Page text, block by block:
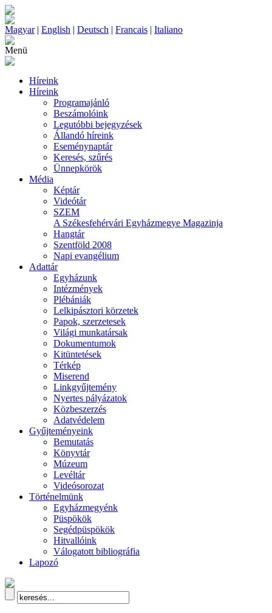
Magyar| English | Deutsch | Francais | Italiano
Menü
Híreink
Híreink
Programajánló
Beszámolóink
Legutóbbi bejegyzések
Állandó híreink
Eseménynaptár
Keresés, szűrés
Ünnepkörök
Média
Képtár
Videótár
SZEM
A Székesfehérvári Egyházmegye Magazinja
Hangtár
Szentföld 2008
Napi evangélium
Adattár
Egyházunk
Intézmények
Plébániák
Lelkipásztori körzetek
Papok, szerzetesek
Világi munkatársak
Dokumentumok
Kitüntetések
Térkép
Miserend
Linkgyűjtemény
Nyertes pályázatok
Közbeszerzés
Adatvédelem
Gyűjteményeink
Bemutatás
Könyvtár
Múzeum
Levéltár
Videósorozat
Történelmünk
Egyházmegyénk
Püspökök
Segédpüspökök
Hitvallóink
Válogatott bibliográfia
Lapozó